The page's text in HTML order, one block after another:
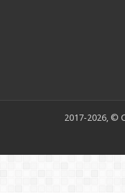
2017-2026, ©